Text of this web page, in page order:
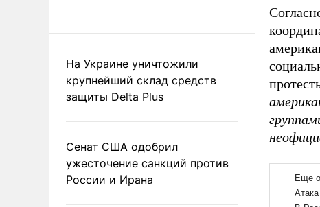
На Украине уничтожили
крупнейший склад средств
защиты Delta Plus
Сенат США одобрил
ужесточение санкций против
России и Ирана